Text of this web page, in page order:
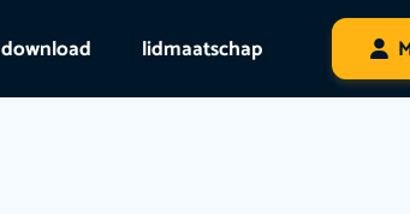
download lidmaatschap